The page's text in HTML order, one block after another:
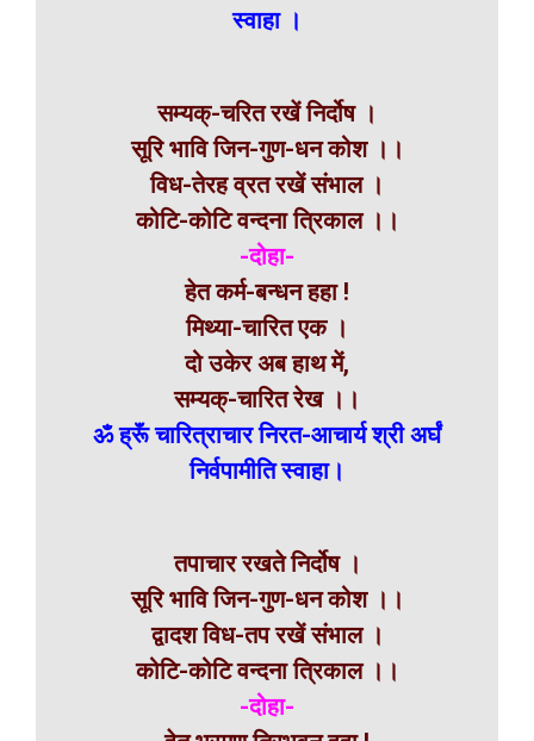
स्वाहा ।
सम्यक्-चरित रखें निर्दोष ।
सूरि भावि जिन-गुण-धन कोश ।।
विध-तेरह व्रत रखें संभाल ।
कोटि-कोटि वन्दना त्रिकाल ।।
-दोहा-
हेत कर्म-बन्धन हहा !
मिथ्या-चारित एक ।
दो उकेर अब हाथ में,
सम्यक्-चारित रेख ।।
ॐ ह्रूॅं चारित्राचार निरत-आचार्य श्री अर्घं
निर्वपामीति स्वाहा।
तपाचार रखते निर्दोष ।
सूरि भावि जिन-गुण-धन कोश ।।
द्वादश विध-तप रखें संभाल ।
कोटि-कोटि वन्दना त्रिकाल ।।
-दोहा-